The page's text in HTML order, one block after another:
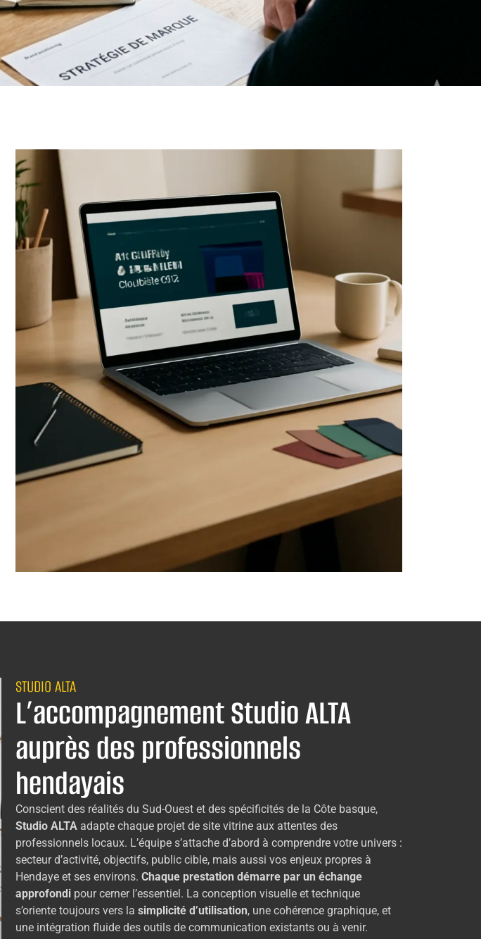
STUDIO ALTA
L’accompagnement Studio ALTA
auprès des professionnels
hendayais
Conscient des réalités du Sud-Ouest et des spécificités de la Côte basque,
Studio ALTA adapte chaque projet de site vitrine aux attentes des
professionnels locaux. L’équipe s’attache d’abord à comprendre votre univers :
secteur d’activité, objectifs, public cible, mais aussi vos enjeux propres à
Hendaye et ses environs. Chaque prestation démarre par un échange
approfondi pour cerner l’essentiel. La conception visuelle et technique
s’oriente toujours vers la simplicité d’utilisation, une cohérence graphique, et
une intégration fluide des outils de communication existants ou à venir.